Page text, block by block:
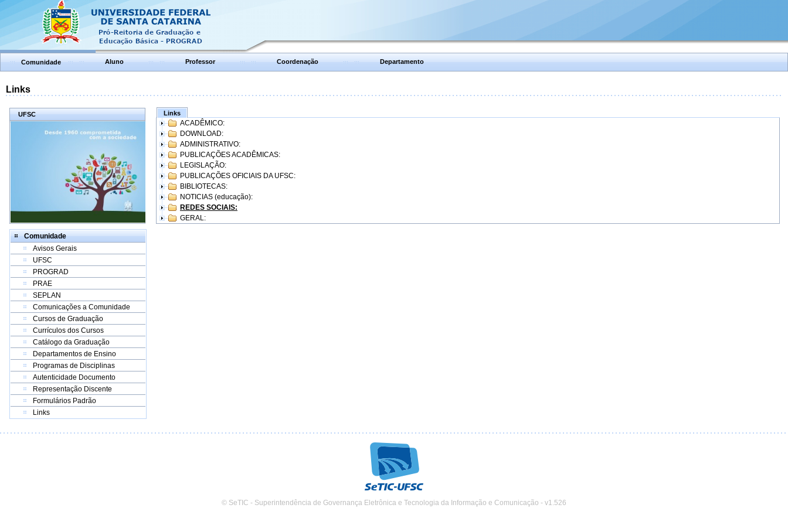
Comunidade Aluno Professor Coordenação Departamento
Links
UFSC
Comunidade
Avisos Gerais
UFSC
PROGRAD
PRAE
SEPLAN
Comunicações a Comunidade
Cursos de Graduação
Currículos dos Cursos
Catálogo da Graduação
Departamentos de Ensino
Programas de Disciplinas
Autenticidade Documento
Representação Discente
Formulários Padrão
Links
Links
ACADÊMICO:
DOWNLOAD:
ADMINISTRATIVO:
PUBLICAÇÕES ACADÊMICAS:
LEGISLAÇÃO:
PUBLICAÇÕES OFICIAIS DA UFSC:
BIBLIOTECAS:
NOTICIAS (educação):
REDES SOCIAIS:
GERAL:
© SeTIC - Superintendência de Governança Eletrônica e Tecnologia da Informação e Comunicação - v1.526